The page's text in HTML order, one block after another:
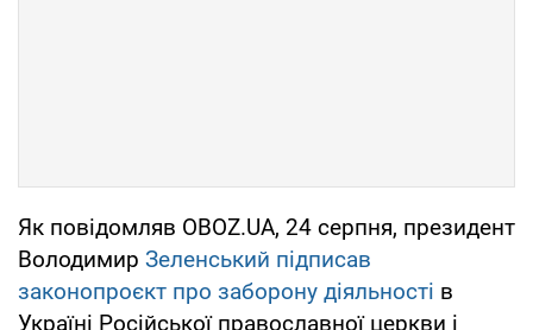
Як повідомляв OBOZ.UA, 24 серпня, президент
Володимир Зеленський підписав
законопроєкт про заборону діяльності в
Україні Російської православної церкви і